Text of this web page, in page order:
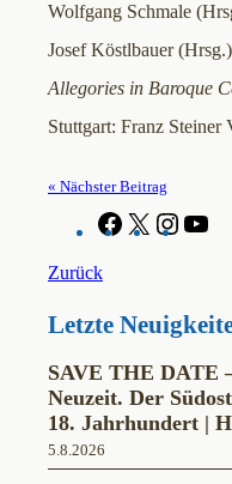
Wolfgang Schmale
Josef Köstlbauer
Allegories in Baroque
Stuttgart: Franz Steiner
« Nächster Beitrag
F
a
o
k
X
I
g
a
m
b
Zurück
Letzte
SAVE THE DATE
Neuzeit. Der
18. Jahrhundert |
5.8.2026